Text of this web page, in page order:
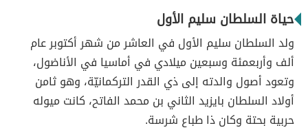
حياة السلطان سليم الأول
ولد السلطان سليم الأول في العاشر من شهر أكتوبر عام
ألف وأربعمئة وسبعين ميلادي في أماسيا في الأناضول،
وتعود أصول والدته إلى ذي القدر التركمانيّة، وهو ثامن
أولاد السلطان بايزيد الثاني بن محمد الفاتح، كانت ميوله
حربية بحتة وكان ذا طباع شرسة.